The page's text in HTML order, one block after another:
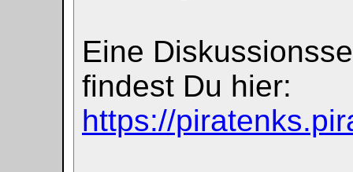
Eine
findest Du hier:
https://